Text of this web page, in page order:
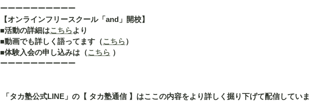
ーーーーーーーーーー
【オンラインフリースクール「and」開校】
■活動の詳細はこちらより
■動画でも詳しく語ってます（こちら）
■体験入会の申し込みは（こちら ）
ーーーーーーーーーー
「タカ塾公式LINE」の【 タカ塾通信 】はここの内容をより詳しく掘り下げて配信してい